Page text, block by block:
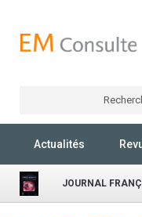
Actualités
JOURNAL